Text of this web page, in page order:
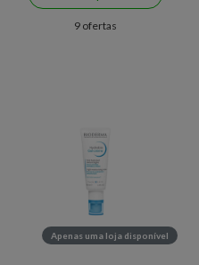
9 ofertas
Apenas uma loja disponível